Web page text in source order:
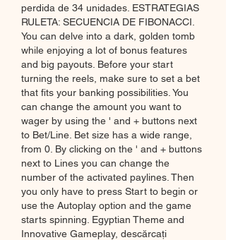
perdida de 34 unidades. ESTRATEGIAS
RULETA: SECUENCIA DE FIBONACCI.
You can delve into a dark, golden tomb
while enjoying a lot of bonus features
and big payouts. Before your start
turning the reels, make sure to set a bet
that fits your banking possibilities. You
can change the amount you want to
wager by using the ' and + buttons next
to Bet/Line. Bet size has a wide range,
from 0. By clicking on the ' and + buttons
next to Lines you can change the
number of the activated paylines. Then
you only have to press Start to begin or
use the Autoplay option and the game
starts spinning. Egyptian Theme and
Innovative Gameplay, descărcați